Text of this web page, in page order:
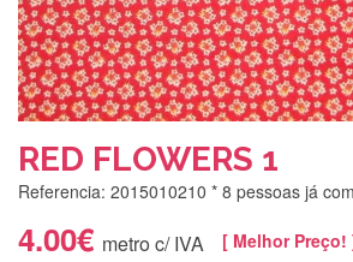
RED FLOWERS 1
Referencia: 2015010210 * 8 pessoas já
4.00€ metro c/ IVA [ Melhor Preço!